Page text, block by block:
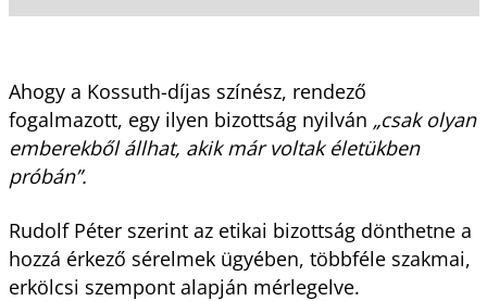
Ahogy a Kossuth-díjas színész, rendező
fogalmazott, egy ilyen bizottság nyilván „csak olyan
emberekből állhat, akik már voltak életükben
próbán”.
Rudolf Péter szerint az etikai bizottság dönthetne a
hozzá érkező sérelmek ügyében, többféle szakmai,
erkölcsi szempont alapján mérlegelve.